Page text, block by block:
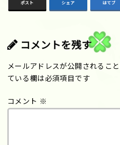
ポスト シェア はてブ
コメントを残す
メールアドレスが公開されること
ている欄は必須項目です
コメント ※